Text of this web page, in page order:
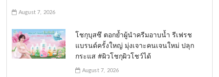
August 7, 2026
โชกุบุสซึ ตอกย้ำผู้นำครีมอาบน้ำ รีเฟรช
แบรนด์ครั้งใหญ่ มุ่งเจาะคนเจนใหม่ ปลุก
กระแส #ผิวโชกุผิวโชว์ได้
August 7, 2026